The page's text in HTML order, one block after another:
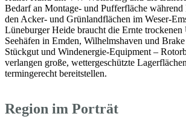
Bedarf an Montage- und Pufferfläche
den Acker- und Grünlandflächen im Weser-
Lüneburger Heide braucht die Ernte trockenen
Seehäfen in Emden, Wilhelmshaven und
Stückgut und Windenergie-Equipment –
verlangen große, wettergeschützte
termingerecht bereitstellen.
Region im Porträt